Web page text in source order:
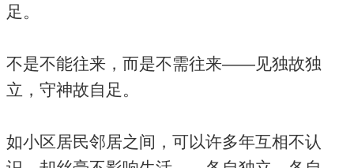
足。
不是不能往来，而是不需往来——见独故独
立，守神故自足。
如小区居民邻居之间，可以许多年互相不认